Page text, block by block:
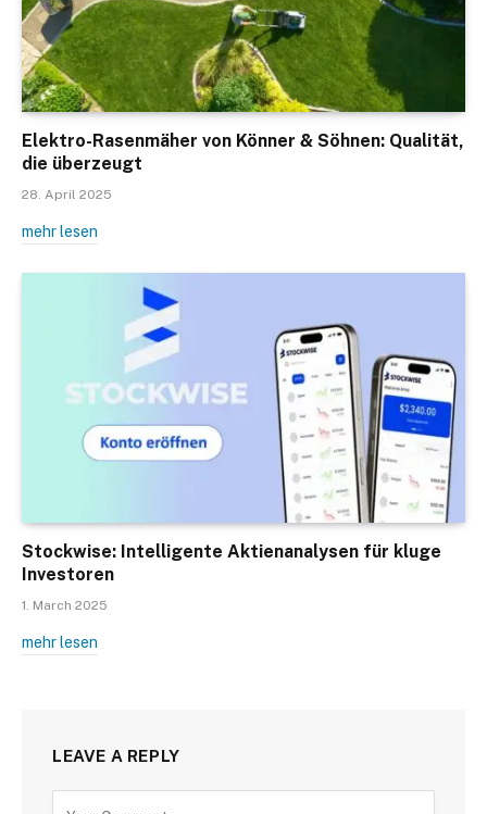
Elektro-Rasenmäher von Könner & Söhnen: Qualität,
die überzeugt
28. April 2025
mehr lesen
Stockwise: Intelligente Aktienanalysen für kluge
Investoren
1. March 2025
mehr lesen
LEAVE A REPLY